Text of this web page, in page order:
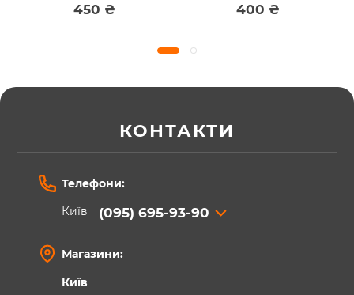
450 ₴ 400 ₴
КОНТАКТИ
Телефони:
Київ
(095) 695-93-90
Магазини:
Київ